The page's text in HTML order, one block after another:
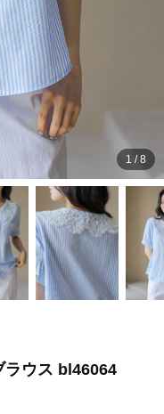
1 /8
ラウス bl46064